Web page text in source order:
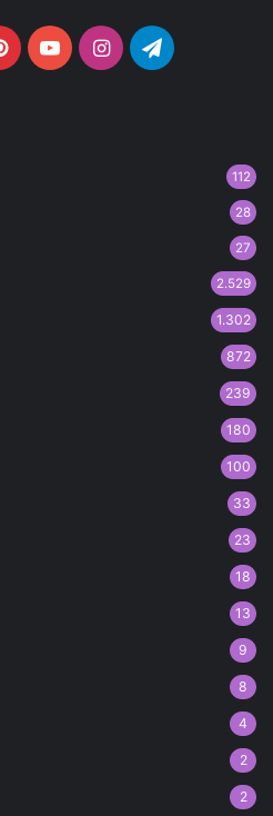
PinterestYouTubeInstagramTelegram
112
28
27
2.529
1.302
872
239
180
100
33
23
18
13
9
8
4
2
2